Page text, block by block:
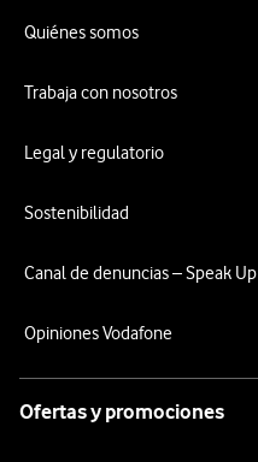
Quiénes somos
Trabaja con nosotros
Legal y regulatorio
Sostenibilidad
Canal de denuncias – Speak Up
Opiniones Vodafone
Ofertas y promociones